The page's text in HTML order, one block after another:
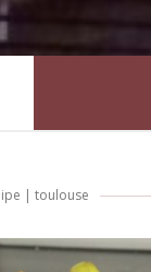
| toulouse